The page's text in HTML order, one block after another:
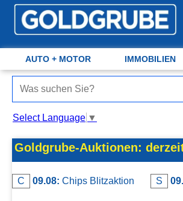
Auto + Motor
Immobilien
Jobs
Marktplatz
Erotik
Meine Inserate
Neues Konto
Anmelden
AUTO + MOTOR IMMOBILIEN
Select Language ▼
Goldgrube-Auktionen:
C 09.08: Chips Blitzaktion S